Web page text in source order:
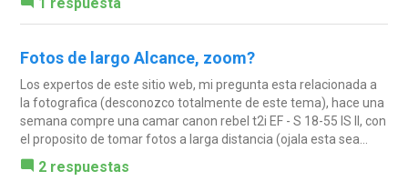
Fotos de largo Alcance, zoom?
Los expertos de este sitio web, mi pregunta esta relacionada a
la fotografica (desconozco totalmente de este tema), hace una
semana compre una camar canon rebel t2i EF - S 18-55 IS II, con
el proposito de tomar fotos a larga distancia (ojala esta sea...
2 respuestas